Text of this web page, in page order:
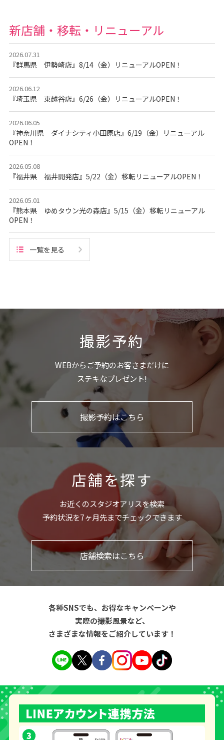
新店舗・移転・リニューアル
2026.07.31
『群馬県 伊勢崎店』8/14（金）リニューアルOPEN！
2026.06.12
『埼玉県 東越谷店』6/26（金）リニューアルOPEN！
2026.06.05
『神奈川県 ダイナシティ小田原店』6/19（金）リニューアル
OPEN！
2026.05.08
『福井県 福井開発店』5/22（金）移転リニューアルOPEN！
2026.05.01
『熊本県 ゆめタウン光の森店』5/15（金）移転リニューアル
OPEN！
一覧を見る
撮影予約
WEBからご予約のお客さまだけに
ステキなプレゼント!
撮影予約はこちら
店舗を探す
お近くのスタジオアリスを検索
予約状況を7ヶ月先までチェックできます
店舗検索はこちら
各種SNSでも、お得なキャンペーンや
実際の撮影風景など、
さまざまな情報をご紹介しています！